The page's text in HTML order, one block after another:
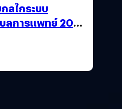
ลไกระบบ
ลการแพทย์ 2025